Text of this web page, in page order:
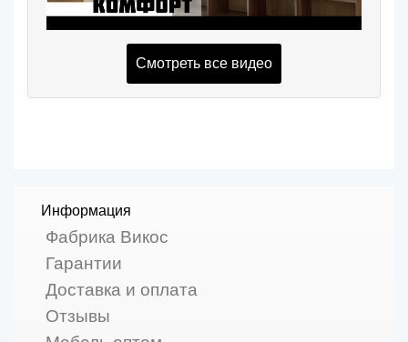
Смотреть все видео
Информация
Фабрика Викос
Гарантии
Доставка и оплата
Отзывы